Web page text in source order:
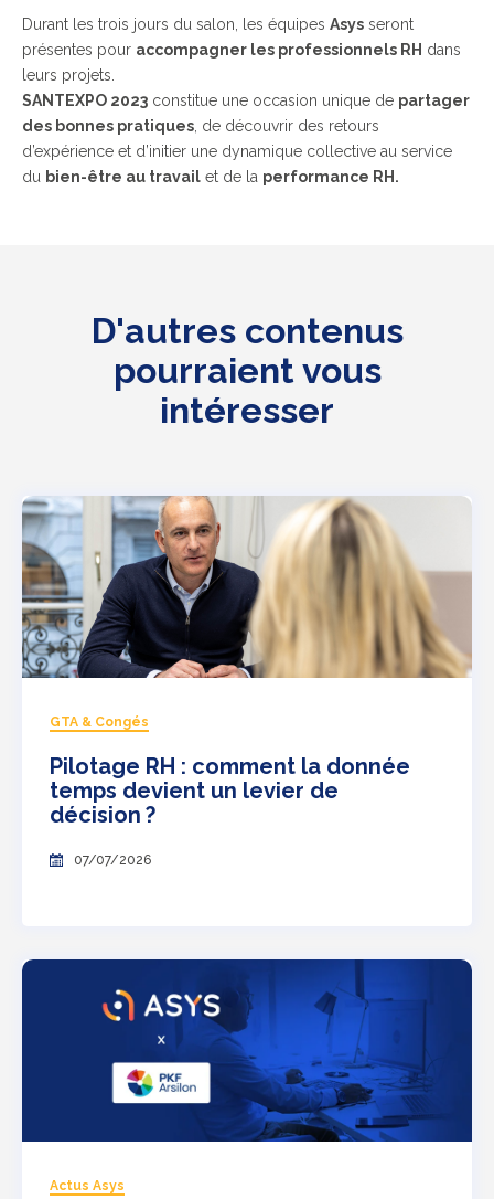
Durant les trois jours du salon, les équipes Asys seront
présentes pour accompagner les professionnels RH dans
leurs projets.
SANTEXPO 2023 constitue une occasion unique de partager
des bonnes pratiques , de découvrir des retours
d’expérience et d’initier une dynamique collective au service
du bien-être au travail et de la performance RH.
D'autres contenus
pourraient vous
intéresser
GTA & Congés
Pilotage RH : comment la donnée
temps devient un levier de
décision ?
07/07/2026
Actus Asys